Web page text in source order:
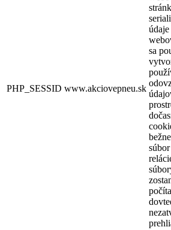
PHP_SESSID www.akciovepneu.sk
sa